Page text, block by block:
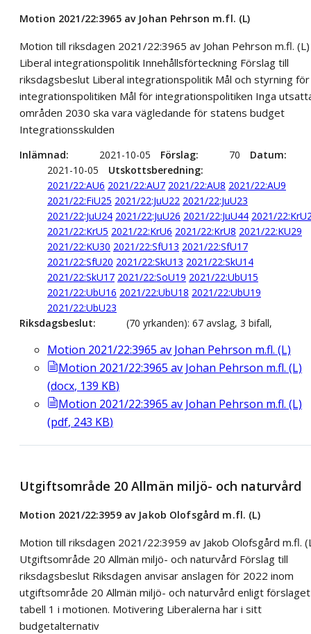
Motion 2021/22:3965 av Johan Pehrson m.fl. (L)
Motion till riksdagen 2021/22:3965 av Johan Pehrson m.fl. (L)
Liberal integrationspolitik Innehållsförteckning Förslag till
riksdagsbeslut Liberal integrationspolitik Mål och styrning för
integrationspolitiken Mål för integrationspolitiken Inga
områden 2030 ska vara vägledande för statens budget
Integrationsskulden
Inlämnad 2021-10-05 Förslag 70
Datum
2021-10-05
Utskottsberedning
2021/22:AU6 2021/22:AU7 2021/22:AU8 2021/22:AU9
2021/22:FiU25 2021/22:JuU22 2021/22:JuU23
2021/22:JuU24 2021/22:JuU26 2021/22:JuU44 2021/
2021/22:KrU5 2021/22:KrU6 2021/22:KrU8 2021/22:KU29
2021/22:KU30 2021/22:SfU13 2021/22:SfU17
2021/22:SfU20 2021/22:SkU13 2021/22:SkU14
2021/22:SkU17 2021/22:SoU19 2021/22:UbU15
2021/22:UbU16 2021/22:UbU18 2021/22:UbU19
2021/22:UbU23
Riksdagsbeslut
(70 yrkanden): 67 avslag, 3 bifall,
Motion 2021/22:3965 av Johan Pehrson m.fl. (L)
Motion 2021/22:3965 av Johan Pehrson m.fl. (L)
(docx, 139 KB)
Motion 2021/22:3965 av Johan Pehrson m.fl. (L)
(pdf, 243 KB)
Utgiftsområde 20 Allmän miljö- och naturvård
Motion 2021/22:3959 av Jakob Olofsgård m.fl. (L)
Motion till riksdagen 2021/22:3959 av Jakob Olofsgård m.fl.
Utgiftsområde 20 Allmän miljö- och naturvård Förslag till
riksdagsbeslut Riksdagen anvisar anslagen för 2022 inom
utgiftsområde 20 Allmän miljö- och naturvård enligt
tabell 1 i motionen. Motivering Liberalerna har i sitt
budgetalternativ